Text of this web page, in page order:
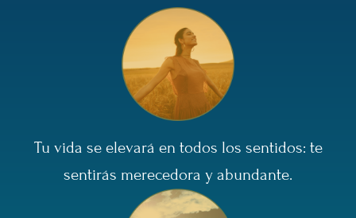
Tu vida se elevará en todos los sentidos: te
sentirás merecedora y abundante.